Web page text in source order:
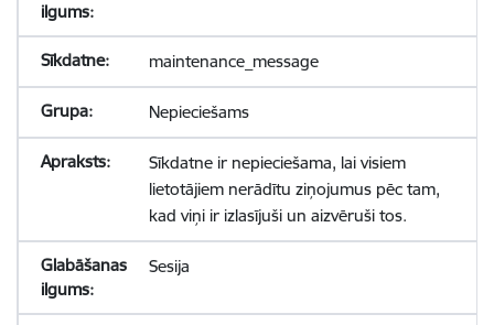
maintenance_message
Nepieciešams
Sīkdatne ir nepieciešama, lai visiem
lietotājiem nerādītu ziņojumus pēc tam,
kad viņi ir izlasījuši un aizvēruši tos.
Sesija